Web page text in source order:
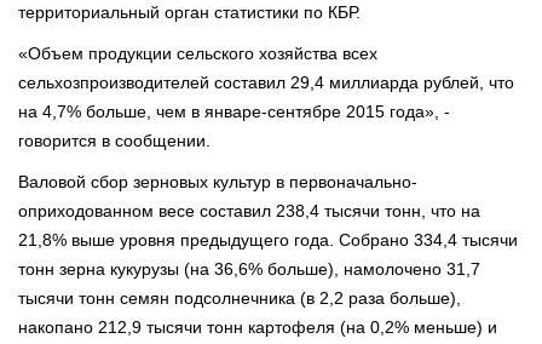
территориальный орган статистики по КБР.
«Объем продукции сельского хозяйства всех
сельхозпроизводителей составил 29,4 миллиарда рублей, что
на 4,7% больше, чем в январе-сентябре 2015 года», -
говорится в сообщении.
Валовой сбор зерновых культур в первоначально-
оприходованном весе составил 238,4 тысячи тонн, что на
21,8% выше уровня предыдущего года. Собрано 334,4 тысячи
тонн зерна кукурузы (на 36,6% больше), намолочено 31,7
тысячи тонн семян подсолнечника (в 2,2 раза больше),
накопано 212,9 тысячи тонн картофеля (на 0,2% меньше) и